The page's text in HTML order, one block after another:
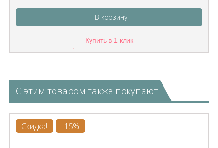
В корзину
Купить в 1 клик
С этим товаром также покупают
Скидка! -15%